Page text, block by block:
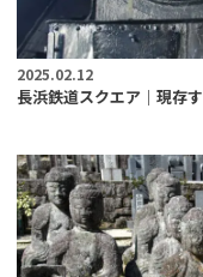
2025.02.12
長浜鉄道スクエア｜現存